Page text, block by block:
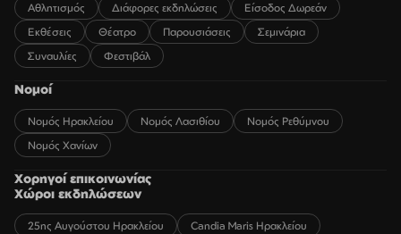
Αθλητισμός Διάφορες εκδηλώσεις
Είσοδος Δωρεάν
Εκθέσεις
Θέατρο Παρουσιάσεις
Σεμινάρια
Συναυλίες
Φεστιβάλ
Νομοί
Νομός Ηρακλείου Νομός Λασιθίου
Νομός Ρεθύμνου
Νομός Χανίων
Χορηγοί επικοινωνίας
Χώροι εκδηλώσεων
25ης Αυγούστου Ηρακλείου
Candia Maris Ηρακλείου